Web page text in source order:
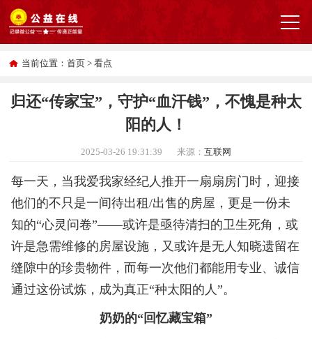
当前位置：首页 >看点
归还“传家宝”，守护“血汗钱”，不愧是种太
阳的人！
2025-03-26 19:31:39 来源： 互联网
每一天，当我爱我家经纪人推开一扇扇房门时，迎接
他们的不只是一间待出租/出售的房屋，更是一份未
知的“心灵问卷”——或许是亟待清扫的卫生死角，或
许是急需维修的房屋设施，又或许是无人知晓遗留在
缝隙中的珍贵物件，而每一次他们都能用专业、诚信
通过这份试炼，成为真正“种太阳的人”。
奶奶的“回忆藏宝箱”